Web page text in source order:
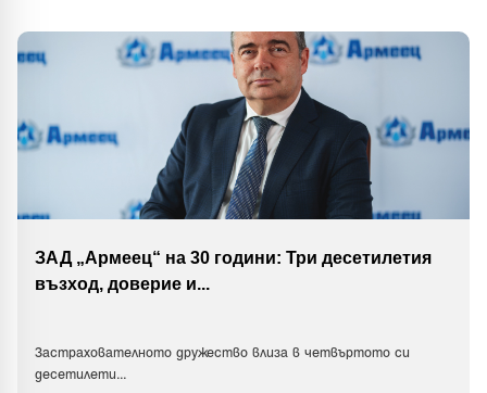
ЗАД „Армеец“ на 30 години: Три десетилетия
възход, доверие и...
Застрахователното дружество влиза в четвъртото си
десетилети...